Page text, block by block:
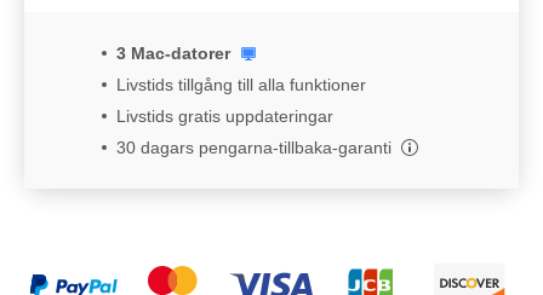
3 Mac-datorer
Livstids tillgång till alla funktioner
Livstids gratis uppdateringar
30 dagars pengarna-tillbaka-garanti